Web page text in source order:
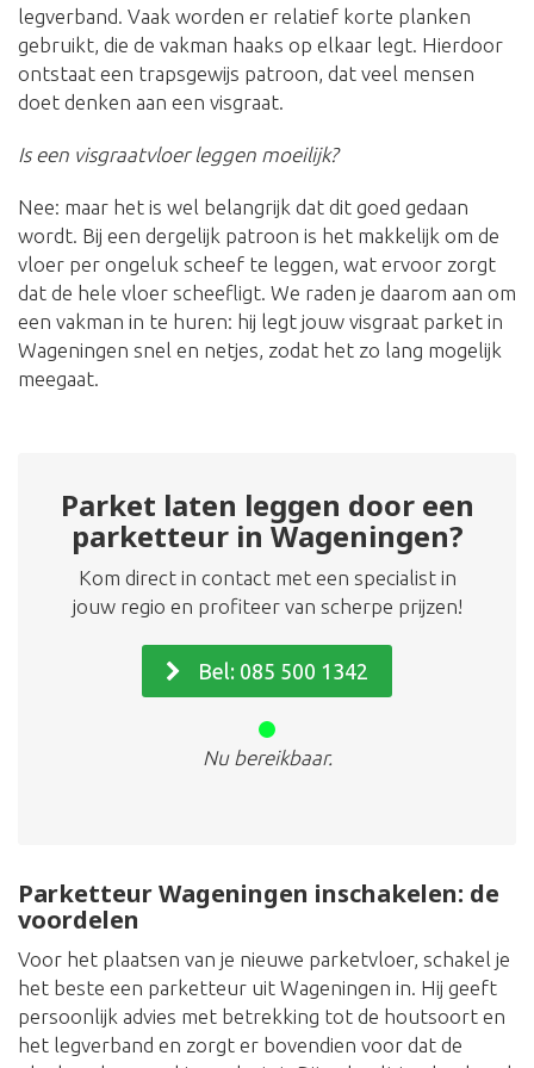
legverband. Vaak worden er relatief korte planken
gebruikt, die de vakman haaks op elkaar legt. Hierdoor
ontstaat een trapsgewijs patroon, dat veel mensen
doet denken aan een visgraat.
Is een visgraatvloer leggen moeilijk?
Nee: maar het is wel belangrijk dat dit goed gedaan
wordt. Bij een dergelijk patroon is het makkelijk om de
vloer per ongeluk scheef te leggen, wat ervoor zorgt
dat de hele vloer scheefligt. We raden je daarom aan om
een vakman in te huren: hij legt jouw visgraat parket in
Wageningen snel en netjes, zodat het zo lang mogelijk
meegaat.
Parket laten leggen door een
parketteur in Wageningen?
Kom direct in contact met een specialist in
jouw regio en profiteer van scherpe prijzen!
Bel: 085 500 1342
Nu bereikbaar.
Parketteur Wageningen inschakelen: de
voordelen
Voor het plaatsen van je nieuwe parketvloer, schakel je
het beste een parketteur uit Wageningen in. Hij geeft
persoonlijk advies met betrekking tot de houtsoort en
het legverband en zorgt er bovendien voor dat de